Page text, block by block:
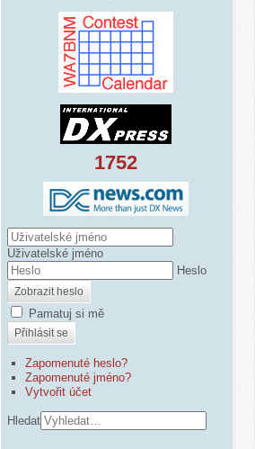
1752
Uživatelské jméno
Heslo
Zobrazit heslo
Pamatuj si mě
Přihlásit se
Zapomenuté heslo?
Zapomenuté jméno?
Vytvořit účet
Hledat